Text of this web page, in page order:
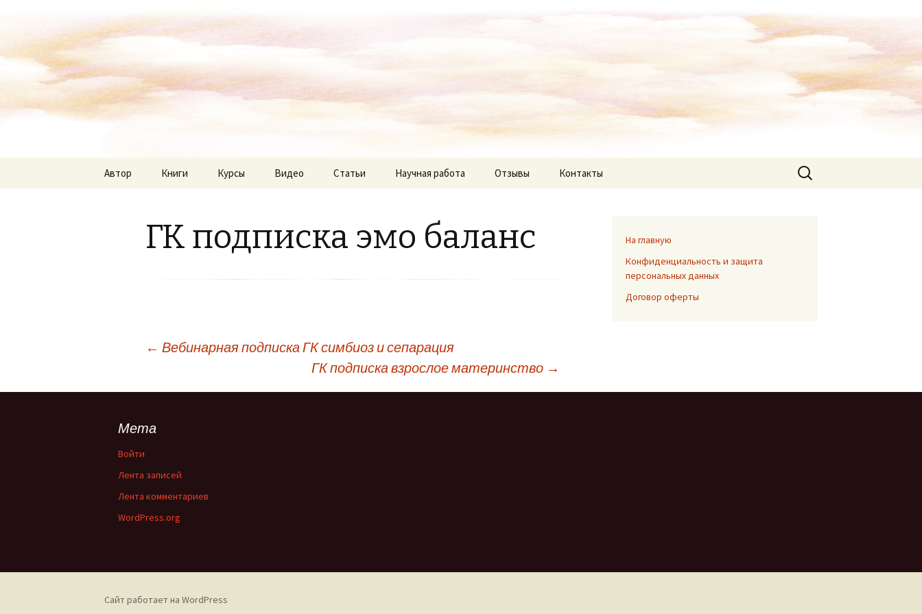
Автор Книги Курсы Видео Статьи Научная работа Отзывы Контакты
ГК подписка эмо баланс
← Вебинарная подписка ГК симбиоз и сепарация
ГК подписка взрослое материнство →
На главную
Конфиденциальность и защита
персональных данных
Договор оферты
Мета
Войти
Лента записей
Лента комментариев
WordPress.org
Сайт работает на WordPress